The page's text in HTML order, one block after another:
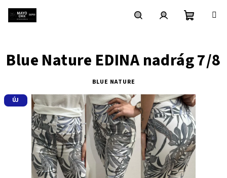
Blue Nature EDINA nadrág 7/8
BLUE NATURE
ÚJ